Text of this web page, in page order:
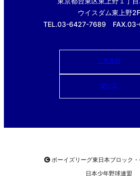
ウイスダム東上野2F
TEL.03-6427-7689 FAX.03-
ご意見箱
使い方
ボーイズリーグ東日本ブロック・
日本少年野球連盟